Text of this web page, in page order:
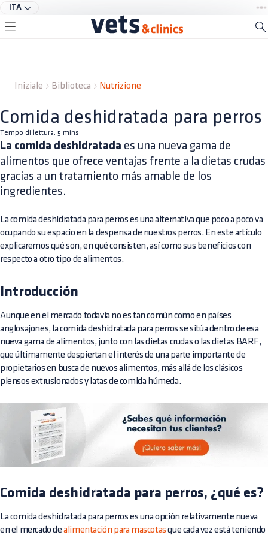
ITA
Iniziale Biblioteca Nutrizione
Comida deshidratada para perros
Tempo di lettura: 5 mins
La comida deshidratada es una nueva gama de
alimentos que ofrece ventajas frente a la dietas crudas
gracias a un tratamiento más amable de los
ingredientes.
La comida deshidratada para perros es una alternativa que poco a poco va
ocupando su espacio en la despensa de nuestros perros. En este artículo
explicaremos qué son, en qué consisten, así como sus beneficios con
respecto a otro tipo de alimentos.
Introducción
Aunque en el mercado todavía no es tan común como en países
anglosajones, la comida deshidratada para perros se sitúa dentro de esa
nueva gama de alimentos, junto con las dietas crudas o las dietas BARF,
que últimamente despiertan el interés de una parte importante de
propietarios en busca de nuevos alimentos, más allá de los clásicos
piensos extrusionados y latas de comida húmeda.
Comida deshidratada para perros, ¿qué es?
La comida deshidratada para perros es una opción relativamente nueva
en el mercado dealimentación para mascotas que cada vez está teniendo